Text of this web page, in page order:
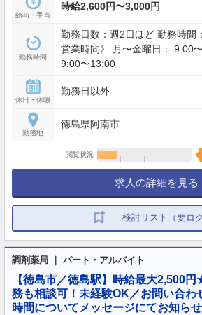
給与・手当
時給2,600円〜3,000円
勤務時間
勤務日数：週2日ほど 勤務時間：17
営業時間》 月〜金曜日： 9:00
9:00〜13:00
休日・休暇
勤務日以外
勤務地
徳島県阿南市
閲覧状況
求人の詳細を見る
検討リスト（要ロ
調剤薬局 ｜ パート・アルバイト
【徳島市／徳島駅】時給最大2,500
務も相談可！未経験OK／お問い合わ
時間についてメッセージにてお知ら